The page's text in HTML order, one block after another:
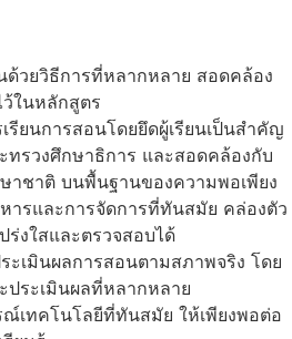
ด้วยวิธีการที่หลากหลาย สอดคล้อง
ในหลักสูตร
ยนการสอนโดยยึดผู้เรียนเป็นสำคัญ
ทรวงศึกษาธิการ และสอดคล้องกับ
าชาติ บนพื้นฐานของความพอเพียง
ารและการจัดการที่ทันสมัย คล่องตัว
ร่งใสและตรวจสอบได้
เมินผลการสอนตามสภาพจริง โดย
ประเมินผลที่หลากหลาย
เทคโนโลยีที่ทันสมัย ให้เพียงพอต่อ